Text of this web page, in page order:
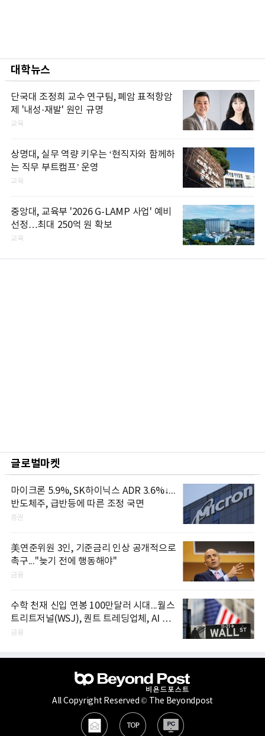
대학뉴스
단국대 조정희 교수 연구팀, 폐암 표적항암
제 '내성·재발' 원인 규명
교육
상명대, 실무 역량 키우는 ‘현직자와 함께하
는 직무 부트캠프’ 운영
교육
중앙대, 교육부 '2026 G-LAMP 사업' 예비
선정…최대 250억 원 확보
교육
글로벌마켓
마이크론 5.9%, SK하이닉스 ADR 3.6%↓...
반도체주, 급반등에 따른 조정 국면
증권
美연준위원 3인, 기준금리 인상 공개적으로
촉구..."늦기 전에 행동해야"
금융
수학 천재 신입 연봉 100만달러 시대...월스
트리트저널(WSJ), 퀀트 트레딩업체, AI 기
업들 인재 확보 경쟁
금융
All Copyright Reserved © The Beyondpost